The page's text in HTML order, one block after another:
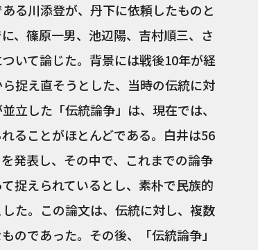
る川添登が、丹下に依頼したものと
、篠原一男、池辺陽、吉村順三、さ
いて論じた。背景には戦後10年が経
捉え直そうとした、当時の伝統に対
立した「伝統論争」は、現在では、
ることがほとんどである。白井は56
発表し、その中で、これまでの論争
捉えられているとし、素朴で民族的
た。この論文は、伝統に対し、複数
のであった。その後、「伝統論争」